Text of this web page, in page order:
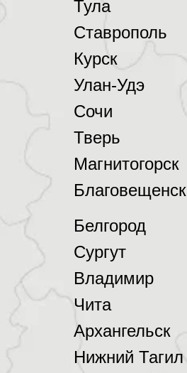
Тула
Ставрополь
Курск
Улан-Удэ
Сочи
Тверь
Магнитогорск
Благовещенск
Белгород
Сургут
Владимир
Чита
Архангельск
Нижний Тагил